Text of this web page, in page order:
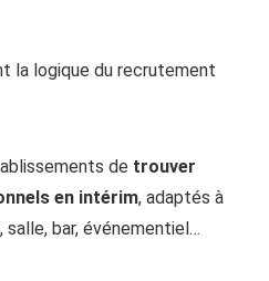
la logique du recrutement
de trouver
en intérim, adaptés à
salle, bar, événementiel…